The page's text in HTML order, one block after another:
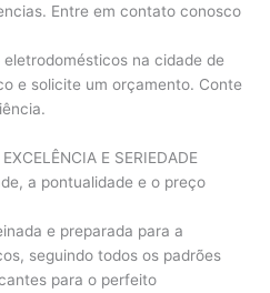
Entre em contato conosco
na cidade de
e solicite um orçamento. Conte
E SERIEDADE
a pontualidade e o preço
e preparada para a
seguindo todos os padrões
para o perfeito